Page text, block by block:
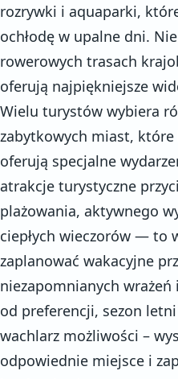
rozrywki i aquaparki,
ochłodę w upalne dni.
rowerowych trasach
oferują najpiękniejsze
Wielu turystów wybiera
zabytkowych miast,
oferują specjalne
atrakcje turystyczne
plażowania, aktywnego
ciepłych wieczorów — to
zaplanować wakacyjne
niezapomnianych
od preferencji, sezon
wachlarz możliwości –
odpowiednie miejsce i